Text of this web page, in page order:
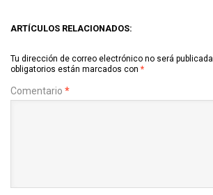
ARTÍCULOS RELACIONADOS:
Tu dirección de correo electrónico no será publicada.
obligatorios están marcados con *
Comentario *